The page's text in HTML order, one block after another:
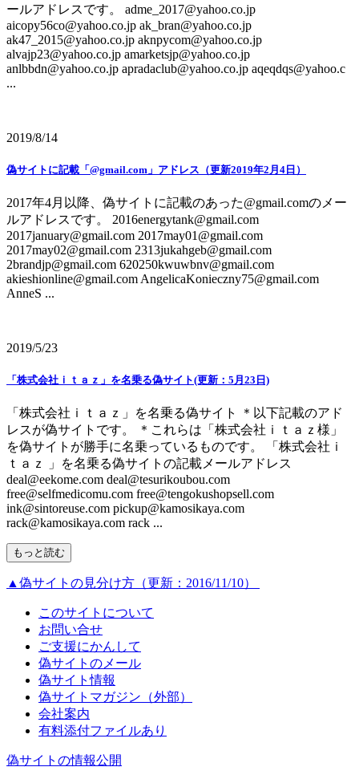
ールアドレスです。 adme_2017@yahoo.co.jp
aicopy56co@yahoo.co.jp ak_bran@yahoo.co.jp
ak47_2015@yahoo.co.jp aknpycom@yahoo.co.jp
alvajp23@yahoo.co.jp amarketsjp@yahoo.co.jp
anlbbdn@yahoo.co.jp apradaclub@yahoo.co.jp aqeqdqs@yahoo.c
...
2019/8/14
偽サイトに記載「@gmail.com」アドレス（更新2019年2月4日）
2017年4月以降、偽サイトに記載のあった@gmail.comのメー
ルアドレスです。 2016energytank@gmail.com
2017january@gmail.com 2017may01@gmail.com
2017may02@gmail.com 2313jukahgeb@gmail.com
2brandjp@gmail.com 620250kwuwbnv@gmail.com
akieshionline@gmail.com AngelicaKonieczny75@gmail.com
AnneS ...
2019/5/23
「株式会社ｉｔａｚ」を名乗る偽サイト(更新：5月23日)
「株式会社ｉｔａｚ」を名乗る偽サイト ＊以下記載のアド
レスが偽サイトです。 ＊これらは「株式会社ｉｔａｚ様」
を偽サイトが勝手に名乗っているものです。 「株式会社ｉ
ｔａｚ 」を名乗る偽サイトの記載メールアドレス
deal@eekome.com deal@tesurikoubou.com
free@selfmedicomu.com free@tengokushopsell.com
ink@sintoreuse.com pickup@kamosikaya.com
rack@kamosikaya.com rack ...
もっと読む
▲偽サイトの見分け方（更新：2016/11/10）
このサイトについて
お問い合せ
ご支援にかんして
偽サイトのメール
偽サイト情報
偽サイトマガジン（外部）
会社案内
有料添付ファイルあり
偽サイトの情報公開